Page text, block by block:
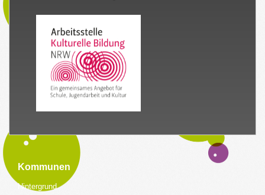
Kommunen
Hintergrund